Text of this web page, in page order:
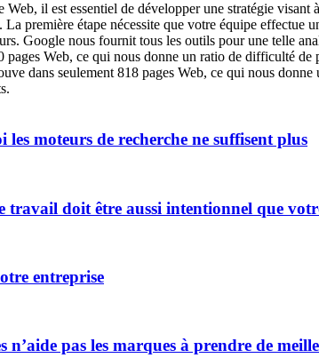
il est essentiel de développer une stratégie
La première étape nécessite que votre équipe
Google nous fournit tous les outils pour une telle
Web, ce qui nous donne un ratio de difficulté
dans seulement 818 pages Web, ce qui nous
moteurs de recherche ne suffisent plus
travail doit être aussi intentionnel que
entreprise
pas les marques à prendre de